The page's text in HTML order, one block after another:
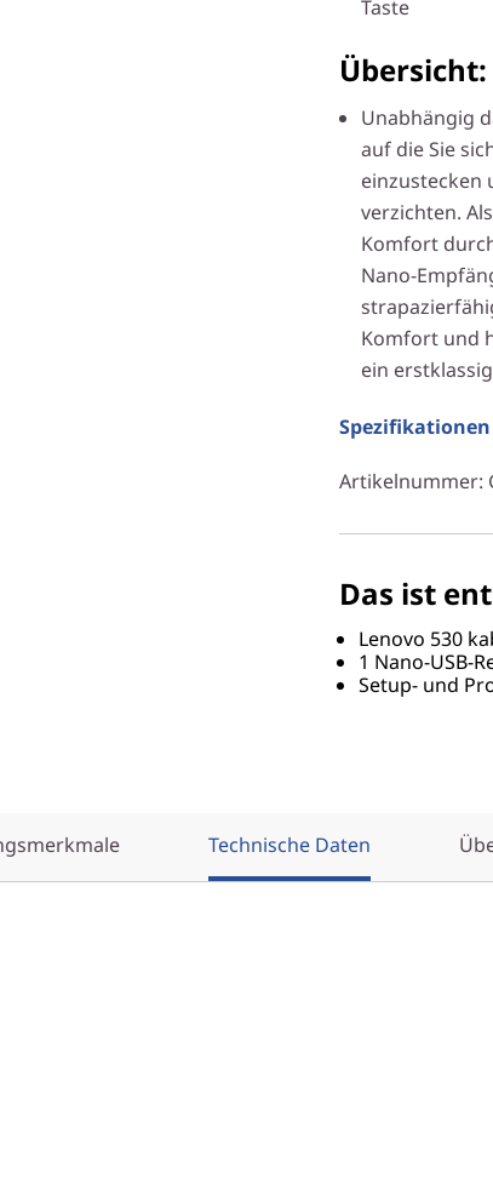
Taste
Übersicht:
Unabhängig
auf die Sie
einzustecken
verzichten.
Komfort
Nano-
Komfort und
ein
Artikelnummer:
Das ist
Lenovo 530
1 Nano-USB-
Setup- und
Technische Daten